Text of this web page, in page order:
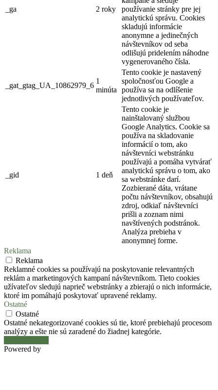
_ga 2 roky
používanie stránky pre jej
analytickú správu. Cookies
skladujú informácie
anonymne a jedinečných
návštevníkov od seba
odlišujú pridelením náhodne
vygenerovaného čísla.
_gat_gtag_UA_10862979_6
1
minúta
Tento cookie je nastavený
spoločnosťou Google a
používa sa na odlíšenie
jednotlivých používateľov.
_gid 1 deň
Tento cookie je
nainštalovaný službou
Google Analytics. Cookie sa
používa na skladovanie
informácií o tom, ako
návštevníci webstránku
používajú a pomáha vytvárať
analytickú správu o tom, ako
sa webstránke darí.
Zozbierané dáta, vrátane
počtu návštevníkov, obsahujú
zdroj, odkiaľ návštevníci
prišli a zoznam nimi
navštívených podstránok.
Analýza prebieha v
anonymnej forme.
Reklama
Reklama
Reklamné cookies sa používajú na poskytovanie relevantných
reklám a marketingových kampaní návštevníkom. Tieto cookies
užívateľov sledujú naprieč webstránky a zbierajú o nich informácie,
ktoré im pomáhajú poskytovať upravené reklamy.
Ostatné
Ostatné
Ostatné nekategorizované cookies sú tie, ktoré prebiehajú procesom
analýzy a ešte nie sú zaradené do žiadnej kategórie.
Powered by